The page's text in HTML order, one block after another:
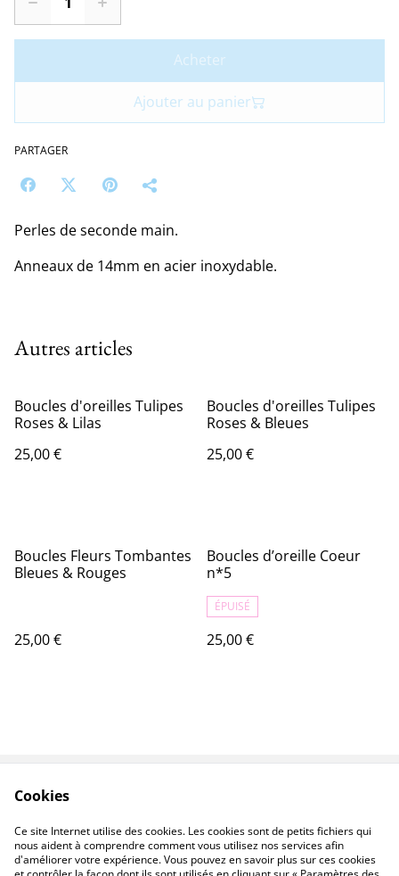
Acheter
Ajouter au panier
PARTAGER
Perles de seconde main.
Anneaux de 14mm en acier inoxydable.
Autres articles
Boucles d'oreilles Tulipes
Roses & Lilas
25,00 €
Boucles d'oreilles Tulipes
Roses & Bleues
25,00 €
Boucles Fleurs Tombantes
Bleues & Rouges
25,00 €
Boucles d’oreille Coeur
n*5
ÉPUISÉ
25,00 €
Politique de
confidentialité
Politique de cookies
Cookies
Ce site Internet utilise des cookies. Les cookies sont de petits fichiers qui
nous aident à comprendre comment vous utilisez nos services afin
d'améliorer votre expérience. Vous pouvez en savoir plus sur ces cookies